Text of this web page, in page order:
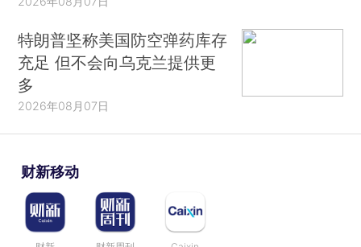
特朗普坚称美国防空弹药库存
充足 但不会向乌克兰提供更
多
2026年08月07日
财新移动